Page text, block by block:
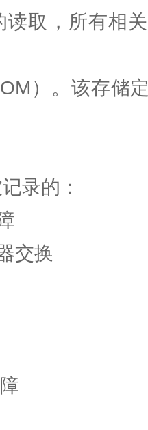
读取，所有相
）。该存储
录的：
交换